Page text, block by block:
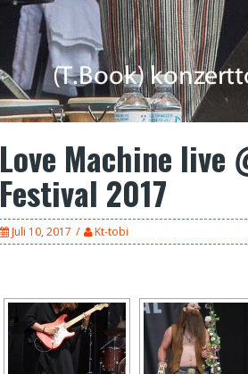
Love Machine live
Festival 2017
Juli 10, 2017 Kt-tobi